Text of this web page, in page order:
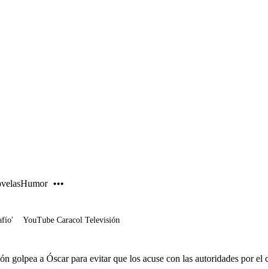
Humor
YouTube Caracol Televisión
golpea a Óscar para evitar que los acuse con las autoridades por el